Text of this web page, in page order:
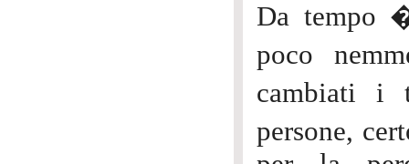
Da tempo
poco
cambiati i
persone,